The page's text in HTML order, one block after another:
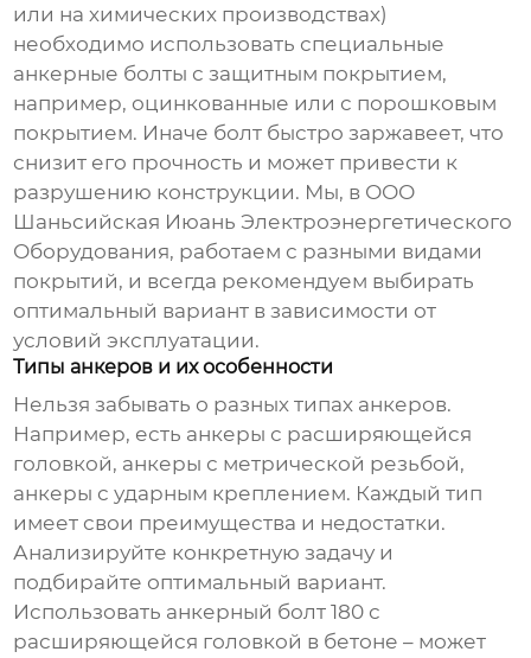
или на химических производствах)
необходимо использовать специальные
анкерные болты с защитным покрытием,
например, оцинкованные или с порошковым
покрытием. Иначе болт быстро заржавеет, что
снизит его прочность и может привести к
разрушению конструкции. Мы, в ООО
Шаньсийская Июань Электроэнергетического
Оборудования, работаем с разными видами
покрытий, и всегда рекомендуем выбирать
оптимальный вариант в зависимости от
условий эксплуатации.
Типы анкеров и их особенности
Нельзя забывать о разных типах анкеров.
Например, есть анкеры с расширяющейся
головкой, анкеры с метрической резьбой,
анкеры с ударным креплением. Каждый тип
имеет свои преимущества и недостатки.
Анализируйте конкретную задачу и
подбирайте оптимальный вариант.
Использовать анкерный болт 180 с
расширяющейся головкой в бетоне – может